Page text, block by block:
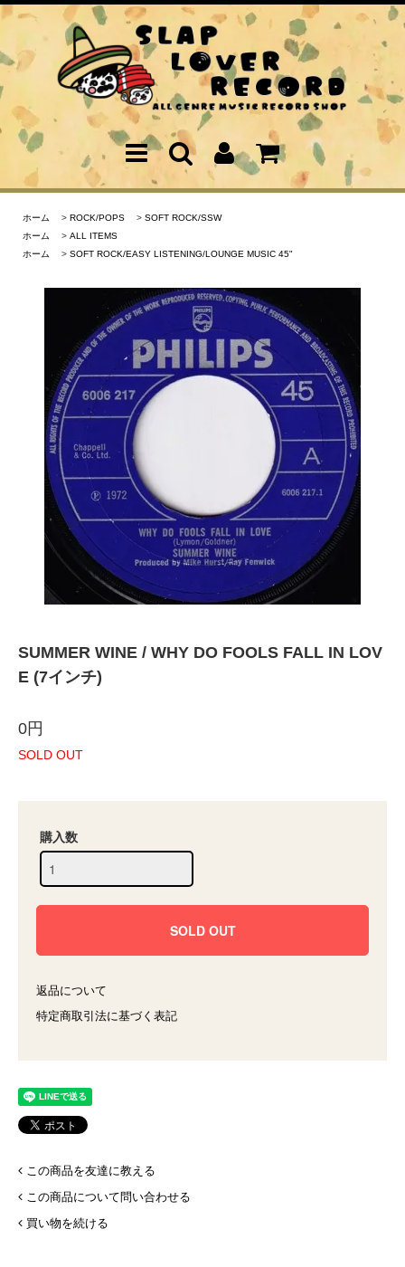
ホーム > ROCK/POPS > SOFT ROCK/SSW
ホーム
> ALL ITEMS
ホーム
> SOFT ROCK/EASY LISTENING/LOUNGE MUSIC 45"
SUMMER WINE / WHY DO FOOLS FALL IN LOV
E (7インチ)
0円
SOLD OUT
購入数
返品について
特定商取引法に基づく表記
この商品を友達に教える
この商品について問い合わせる
買い物を続ける